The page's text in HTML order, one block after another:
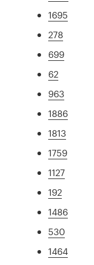
1695
278
699
62
963
1886
1813
1759
1127
192
1486
530
1464